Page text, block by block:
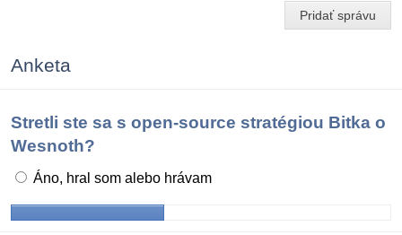
Pridať správu
Anketa
Stretli ste sa s open-source stratégiou Bitka o
Wesnoth?
Áno, hral som alebo hrávam